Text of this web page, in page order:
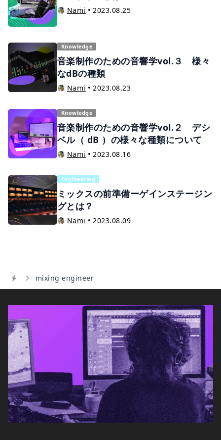
Nami •2023.08.25
Knowledge
音楽制作のための音響学vol.３ 様々
なdBの種類
Nami •2023.08.23
Knowledge
音楽制作のための音響学vol.２ デシ
ベル（ dB ）の様々な種類について
Nami •2023.08.16
Engineering
ミックスの前準備ーゲインステージン
グとは？
Nami •2023.08.09
mixing engineer